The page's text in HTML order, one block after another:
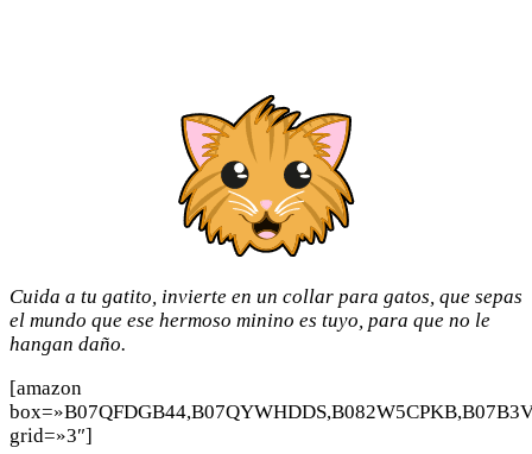
Cuida a tu gatito, invierte en un collar para gatos, que sepas
el mundo que ese hermoso minino es tuyo, para que no le
hangan daño.
[amazon
grid=»3″]